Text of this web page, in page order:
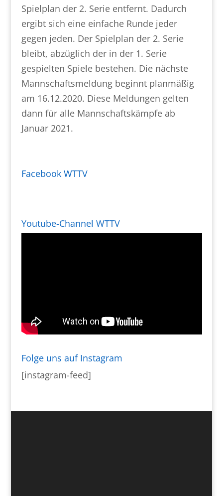
Spielplan der 2. Serie entfernt. Dadurch
ergibt sich eine einfache Runde jeder
gegen jeden. Der Spielplan der 2. Serie
bleibt, abzüglich der in der 1. Serie
gespielten Spiele bestehen. Die nächste
Mannschaftsmeldung beginnt planmäßig
am 16.12.2020. Diese Meldungen gelten
dann für alle Mannschaftskämpfe ab
Januar 2021.
Facebook WTTV
Youtube-Channel WTTV
Folge uns auf Instagram
[instagram-feed]